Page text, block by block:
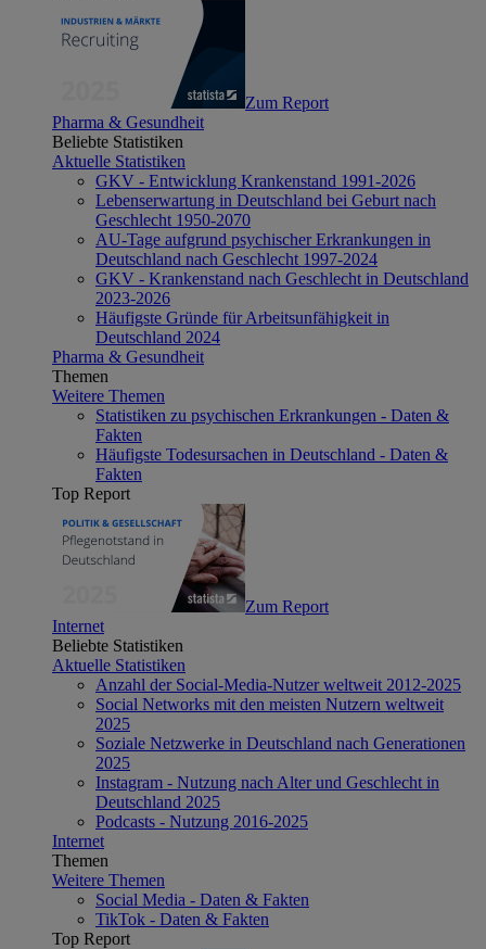
Zum Report
Pharma & Gesundheit
Beliebte Statistiken
Aktuelle Statistiken
GKV - Entwicklung Krankenstand 1991-2026
Lebenserwartung in Deutschland bei Geburt nach
Geschlecht 1950-2070
AU-Tage aufgrund psychischer Erkrankungen in
Deutschland nach Geschlecht 1997-2024
GKV - Krankenstand nach Geschlecht in Deutschland
2023-2026
Häufigste Gründe für Arbeitsunfähigkeit in
Deutschland 2024
Pharma & Gesundheit
Themen
Weitere Themen
Statistiken zu psychischen Erkrankungen - Daten &
Fakten
Häufigste Todesursachen in Deutschland - Daten &
Fakten
Top Report
Zum Report
Internet
Beliebte Statistiken
Aktuelle Statistiken
Anzahl der Social-Media-Nutzer weltweit 2012-2025
Social Networks mit den meisten Nutzern weltweit
2025
Soziale Netzwerke in Deutschland nach Generationen
2025
Instagram - Nutzung nach Alter und Geschlecht in
Deutschland 2025
Podcasts - Nutzung 2016-2025
Internet
Themen
Weitere Themen
Social Media - Daten & Fakten
TikTok - Daten & Fakten
Top Report